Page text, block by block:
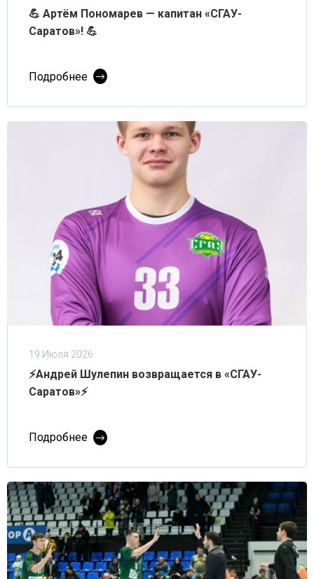
💪 Артём Пономарев — капитан «СГАУ-
Саратов»! 💪
Подробнее
19 Июля 2026
⚡Андрей Шулепин возвращается в «СГАУ-
Саратов»⚡
Подробнее